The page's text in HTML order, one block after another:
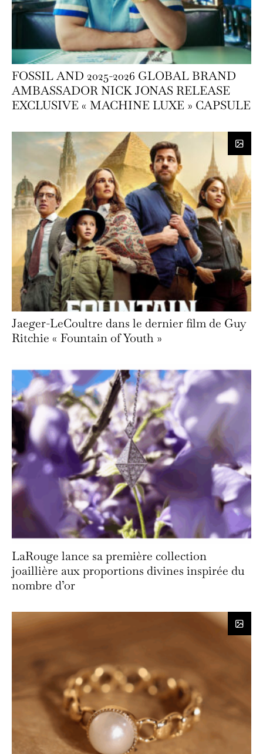
FOSSIL AND 2025-2026 GLOBAL BRAND
AMBASSADOR NICK JONAS RELEASE
EXCLUSIVE « MACHINE LUXE » CAPSULE
Jaeger-LeCoultre dans le dernier film de Guy
Ritchie « Fountain of Youth »
LaRouge lance sa première collection
joaillière aux proportions divines inspirée du
nombre d’or